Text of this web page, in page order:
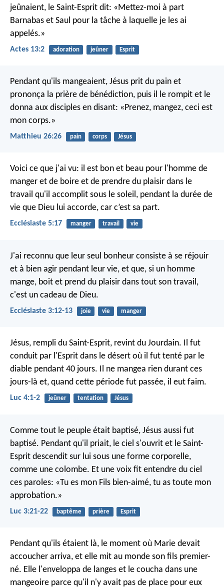
jeûnaient, le Saint-Esprit dit: «Mettez-moi à part
Barnabas et Saul pour la tâche à laquelle je les ai
appelés.»
Actes 13:2 adoration jeûner Esprit
Pendant qu'ils mangeaient, Jésus prit du pain et
prononça la prière de bénédiction, puis il le rompit et le
donna aux disciples en disant: «Prenez, mangez, ceci est
mon corps.»
Matthieu 26:26 pain corps Jésus
Voici ce que j'ai vu: il est bon et beau pour l'homme de
manger et de boire et de prendre du plaisir dans le
travail qu'il accomplit sous le soleil, pendant la durée de
vie que Dieu lui accorde, car c’est sa part.
Ecclésiaste 5:17 manger travail vie
J'ai reconnu que leur seul bonheur consiste à se réjouir
et à bien agir pendant leur vie, et que, si un homme
mange, boit et prend du plaisir dans tout son travail,
c'est un cadeau de Dieu.
Ecclésiaste 3:12-13 joie vie manger
Jésus, rempli du Saint-Esprit, revint du Jourdain. Il fut
conduit par l'Esprit dans le désert où il fut tenté par le
diable pendant 40 jours. Il ne mangea rien durant ces
jours-là et, quand cette période fut passée, il eut faim.
Luc 4:1-2 jeûner tentation Jésus
Comme tout le peuple était baptisé, Jésus aussi fut
baptisé. Pendant qu'il priait, le ciel s'ouvrit et le Saint-
Esprit descendit sur lui sous une forme corporelle,
comme une colombe. Et une voix fit entendre du ciel
ces paroles: «Tu es mon Fils bien-aimé, tu as toute mon
approbation.»
Luc 3:21-22 baptême prière Esprit
Pendant qu'ils étaient là, le moment où Marie devait
accoucher arriva, et elle mit au monde son fils premier-
né. Elle l'enveloppa de langes et le coucha dans une
mangeoire parce qu'il n'y avait pas de place pour eux